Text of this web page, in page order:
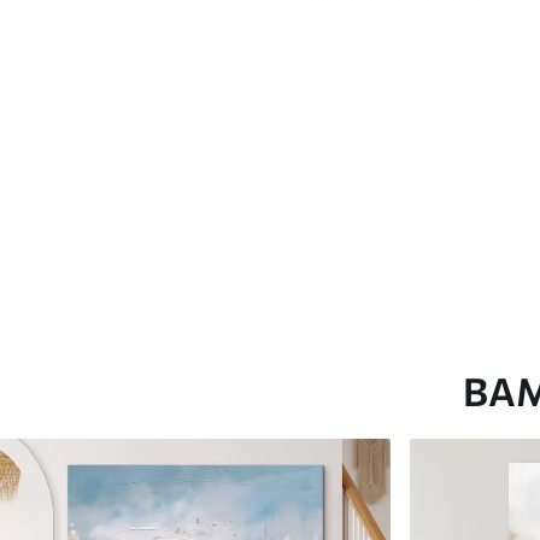
✓Яскраві, насичені кольори
Стійкість до вицвітання
✓ Безпечне чорнило без запаху
✓ Яскраві, насичені
✓ Стійкість до
✓Безпечне чорнило без